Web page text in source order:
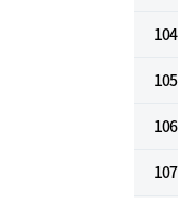
104
105
106
107